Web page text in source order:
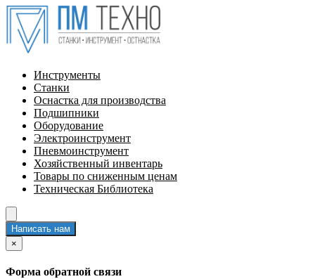
Инструменты
Станки
Оснастка для производства
Подшипники
Оборудование
Электроинструмент
Пневмоинструмент
Хозяйственный инвентарь
Товары по сниженным ценам
Техническая Библиотека
Написать нам
×
Форма обратной связи